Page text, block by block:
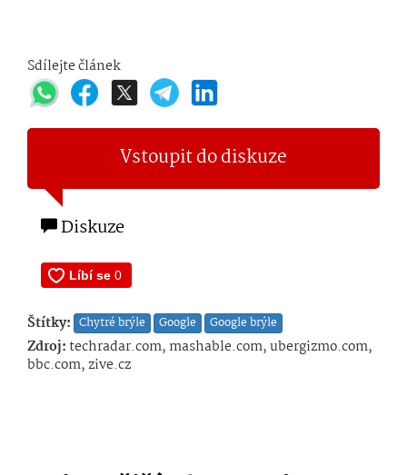
Sdílejte článek
Vstoupit do diskuze
Diskuze
Štítky: Chytré brýle Google Google brýle
Zdroj:techradar.com, mashable.com, ubergizmo.com,
bbc.com, zive.cz